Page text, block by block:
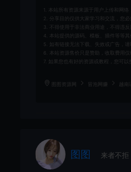
1. 本站所有资源来源于用户上传和网络
2. 分享目的仅供大家学习和交流，您必
3. 不得使用于非法商业用途，不得违反
4. 本站提供的源码、模板、插件等等
5. 如有链接无法下载、失效或广告，请
6. 本站资源售价只是赞助，收取费用仅
7. 如果您也有好的资源或教程，您可
图图资源网 冒泡网赚 越南
图图 来者不拒